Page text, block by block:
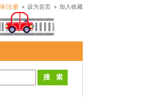
/注册 设为首页 加入收藏